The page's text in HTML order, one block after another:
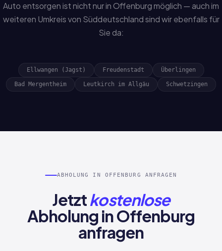
Auto entsorgen ist nicht nur in Offenburg möglich — auch im
weiteren Umkreis von Süddeutschland sind wir ebenfalls für
Sie da:
Ellwangen (Jagst) Freudenstadt Überlingen
Bad Mergentheim Leutkirch im Allgäu Schwetzingen
ABHOLUNG IN OFFENBURG ANFRAGEN
Jetztkostenlose
Abholung in Offenburg
anfragen